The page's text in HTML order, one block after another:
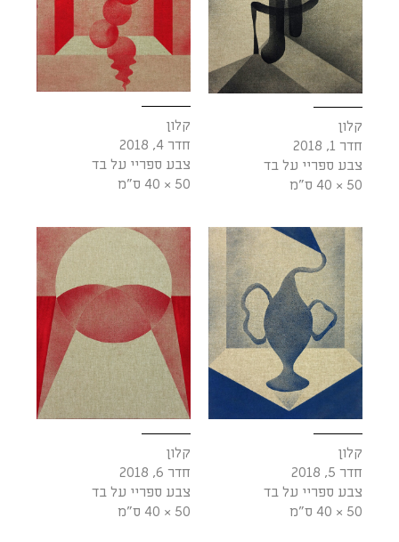
קלון
חדר 1, 2018
צבע ספריי על בד
50 × 40 ס"מ
קלון
חדר 4, 2018
צבע ספריי על בד
50 × 40 ס"מ
קלון
חדר 5, 2018
צבע ספריי על בד
50 × 40 ס"מ
קלון
חדר 6, 2018
צבע ספריי על בד
50 × 40 ס"מ